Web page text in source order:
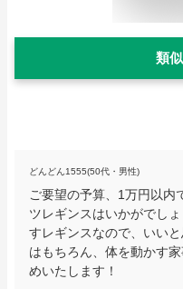
類
どんどん1555(50代・男性)
ご要望の予算、1万円以内
ツレギンスはいかがでし
すレギンスなので、いい
はもちろん、体を動かす
めいたします！